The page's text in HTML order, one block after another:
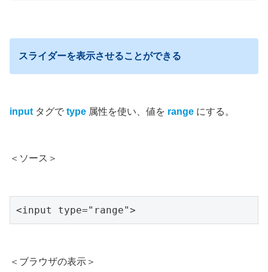
スライダーを表示させることができる
input タグで type 属性を使い、値を range にする。
＜ソース＞
<input type="range">
＜ブラウザの表示＞